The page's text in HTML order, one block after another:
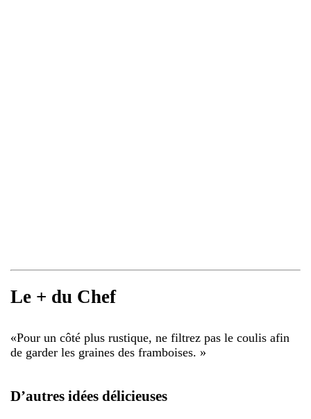
Le + du Chef
«Pour un côté plus rustique, ne filtrez pas le coulis afin
de garder les graines des framboises. »
D’autres idées délicieuses